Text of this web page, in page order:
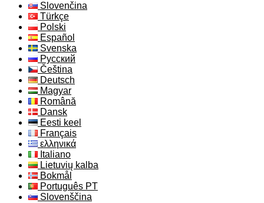
Slovenčina
Türkçe
Polski
Español
Svenska
Русский
Čeština
Deutsch
Magyar
Română
Dansk
Eesti keel
Français
ελληνικά
Italiano
Lietuvių kalba
Bokmål
Português PT
Slovenščina